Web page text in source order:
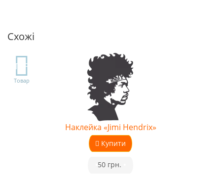
Схожі
TOP
Товар
Наклейка «Jimi Hendrix»
Купити
50 грн.